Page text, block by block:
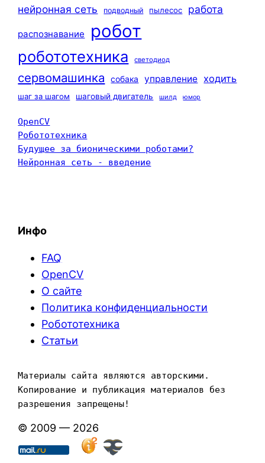
нейронная сеть подводный пылесос работа
распознавание робот
робототехника светодиод
сервомашинка собака управление ходить
шаг за шагом шаговый двигатель шилд юмор
OpenCV
Робототехника
Будущее за бионическими роботами?
Нейронная сеть - введение
Инфо
FAQ
OpenCV
О сайте
Политика конфиденциальности
Робототехника
Статьи
Материалы сайта являются авторскими.
Копирование и публикация материалов без
разрешения запрещены!
© 2009 — 2026